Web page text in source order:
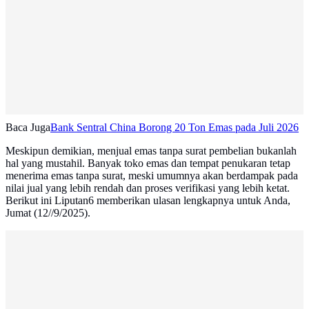
Baca JugaBank Sentral China Borong 20 Ton Emas pada Juli 2026
Meskipun demikian, menjual emas tanpa surat pembelian bukanlah
hal yang mustahil. Banyak toko emas dan tempat penukaran tetap
menerima emas tanpa surat, meski umumnya akan berdampak pada
nilai jual yang lebih rendah dan proses verifikasi yang lebih ketat.
Berikut ini Liputan6 memberikan ulasan lengkapnya untuk Anda,
Jumat (12//9/2025).